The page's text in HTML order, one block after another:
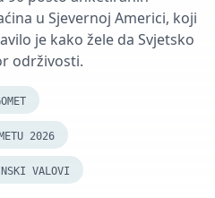
u Sjevernoj Americi, koji
je kako žele da Svjetsko
održivosti.
2026
VALOVI